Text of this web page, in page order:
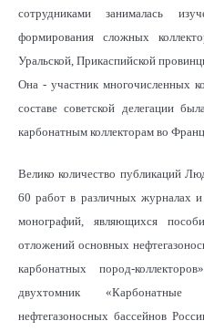
сотрудниками занималась
формирования сложных
Уральской, Прикаспийской
Она - участник многочисленных
составе советской делегации
карбонатным коллекторам во
Велико количество публикаций
60 работ в различных журналах
монографий, являющихся
отложений основных
карбонатных пород-
двухтомник «Карбонатные
нефтегазоносных бассейнов